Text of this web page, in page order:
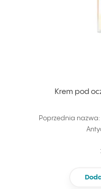
Krem pod
Poprzednia nazwa: